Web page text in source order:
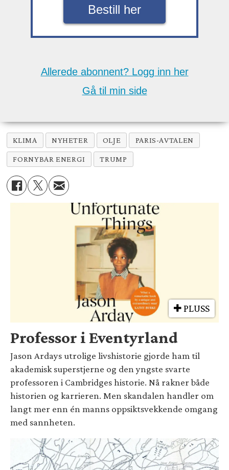
Bestill her
Allerede abonnent? Logg inn her
Gå til min side
KLIMA NYHETER OLJE PARIS-AVTALEN
FORNYBAR ENERGI TRUMP
PLUSS
Professor i Eventyrland
Jason Ardays utrolige livshistorie gjorde ham til
akademisk superstjerne og den yngste svarte
professoren i Cambridges historie. Nå rakner både
historien og karrieren. Men skandalen handler om
langt mer enn én manns oppsiktsvekkende omgang
med sannheten.